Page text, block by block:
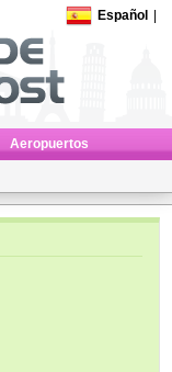
Español
Aeropuertos